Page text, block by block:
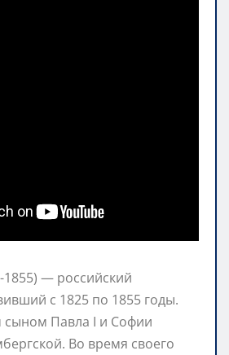
1855) — российский
с 1825 по 1855 годы.
Павла I и Софии
Во время своего